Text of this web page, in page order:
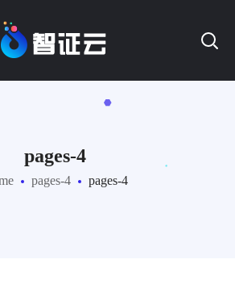
pages-4
pages-4 pages-4